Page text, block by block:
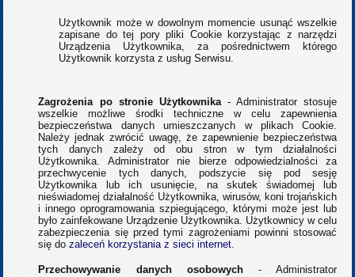
Użytkownik może w dowolnym momencie usunąć wszelkie
zapisane do tej pory pliki Cookie korzystając z narzędzi
Urządzenia Użytkownika, za pośrednictwem którego
Użytkownik korzysta z usług Serwisu.
Zagrożenia po stronie Użytkownika- Administrator stosuje
wszelkie możliwe środki techniczne w celu zapewnienia
bezpieczeństwa danych umieszczanych w plikach Cookie.
Należy jednak zwrócić uwagę, że zapewnienie bezpieczeństwa
tych danych zależy od obu stron w tym działalności
Użytkownika. Administrator nie bierze odpowiedzialności za
przechwycenie tych danych, podszycie się pod sesję
Użytkownika lub ich usunięcie, na skutek świadomej lub
nieświadomej działalność Użytkownika, wirusów, koni trojańskich
i innego oprogramowania szpiegującego, którymi może jest lub
było zainfekowane Urządzenie Użytkownika. Użytkownicy w celu
zabezpieczenia się przed tymi zagrożeniami powinni stosować
się dozaleceń korzystania z sieci internet
Przechowywanie danych osobowych- Administrator